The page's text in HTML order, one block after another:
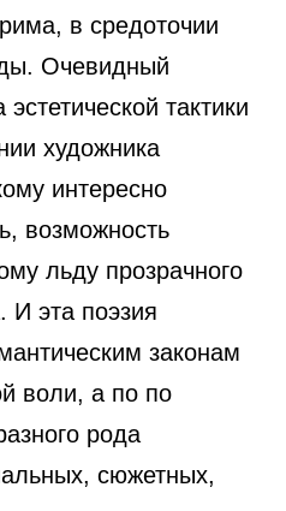
в средоточии
Очевидный
тактики
художника
интересно
возможность
льду прозрачного
И эта поэзия
законам
воли, а по по
рода
сюжетных,